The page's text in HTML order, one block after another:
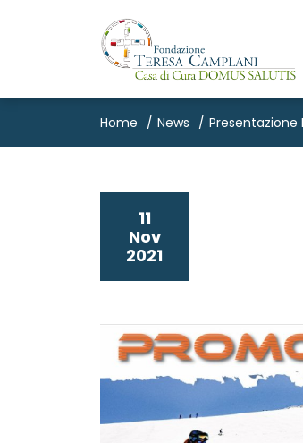
Home News Presentazione
11
Nov
2021